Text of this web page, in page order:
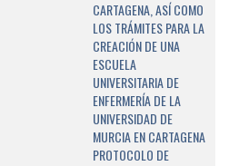
CARTAGENA, ASÍ COMO
LOS TRÁMITES PARA LA
CREACIÓN DE UNA
ESCUELA
UNIVERSITARIA DE
ENFERMERÍA DE LA
UNIVERSIDAD DE
MURCIA EN CARTAGENA
PROTOCOLO DE